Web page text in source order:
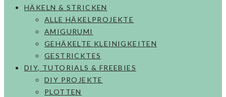
HÄKELN & STRICKEN
ALLE HÄKELPROJEKTE
AMIGURUMI
GEHÄKELTE KLEINIGKEITEN
GESTRICKTES
DIY, TUTORIALS & FREEBIES
DIY PROJEKTE
PLOTTEN